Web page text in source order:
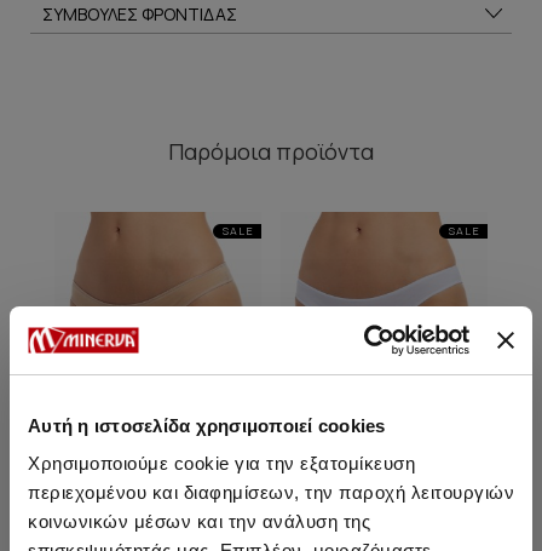
Αυτή η ιστοσελίδα χρησιμοποιεί cookies
Χρησιμοποιούμε cookie για την εξατομίκευση
περιεχομένου και διαφημίσεων, την παροχή λειτουργιών
κοινωνικών μέσων και την ανάλυση της
ΣΥΜΒΟΥΛΕΣ ΦΡΟΝΤΙΔΑΣ
Παρόμοια προϊόντα
SALE SALE